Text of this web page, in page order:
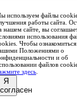
(описания и цены),
Окончательная
товаров -
используем файлы
работы сайта.
нашем сайте, вы
использования
Чтобы
Положениями о
и об
файлов
здесь
Я
согласен